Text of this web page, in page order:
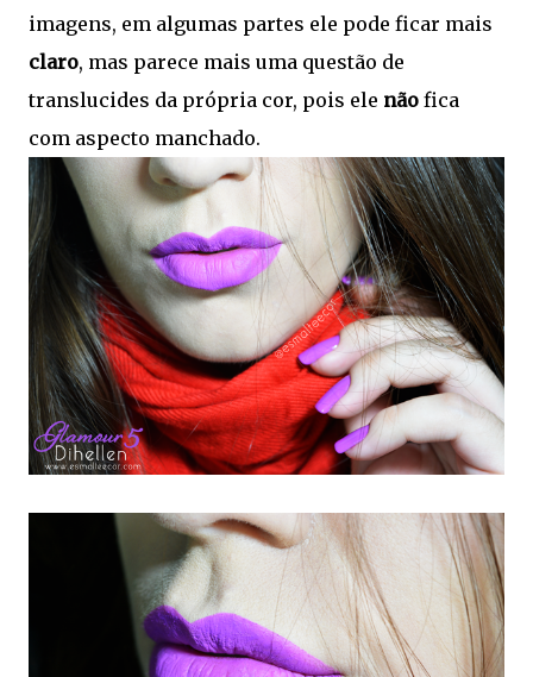
imagens, em algumas partes ele pode ficar mais
claro, mas parece mais uma questão de
translucides da própria cor, pois ele não fica
com aspecto manchado.